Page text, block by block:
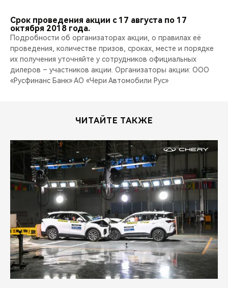
Срок проведения акции с 17 августа по 17
октября 2018 года.
Подробности об организаторах акции, о правилах её
проведения, количестве призов, сроках, месте и порядке
их получения уточняйте у сотрудников официальных
дилеров – участников акции. Организаторы акции: ООО
«Русфинанс Банк» АО «Чери Автомобили Рус»
ЧИТАЙТЕ ТАКЖЕ